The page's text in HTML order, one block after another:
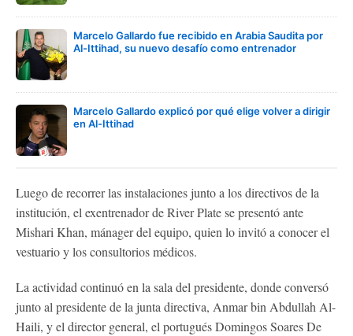
Marcelo Gallardo fue recibido en Arabia Saudita por
Al-Ittihad, su nuevo desafío como entrenador
Marcelo Gallardo explicó por qué elige volver a dirigir
en Al-Ittihad
Luego de recorrer las instalaciones junto a los directivos de la
institución, el exentrenador de River Plate se presentó ante
Mishari Khan, mánager del equipo, quien lo invitó a conocer el
vestuario y los consultorios médicos.
La actividad continuó en la sala del presidente, donde conversó
junto al presidente de la junta directiva, Anmar bin Abdullah Al-
Haili, y el director general, el portugués Domingos Soares De